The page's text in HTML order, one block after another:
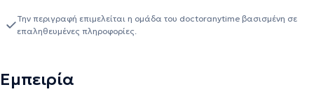
Την περιγραφή επιμελείται η ομάδα του doctoranytime βασισμένη σε
επαληθευμένες πληροφορίες.
Εμπειρία